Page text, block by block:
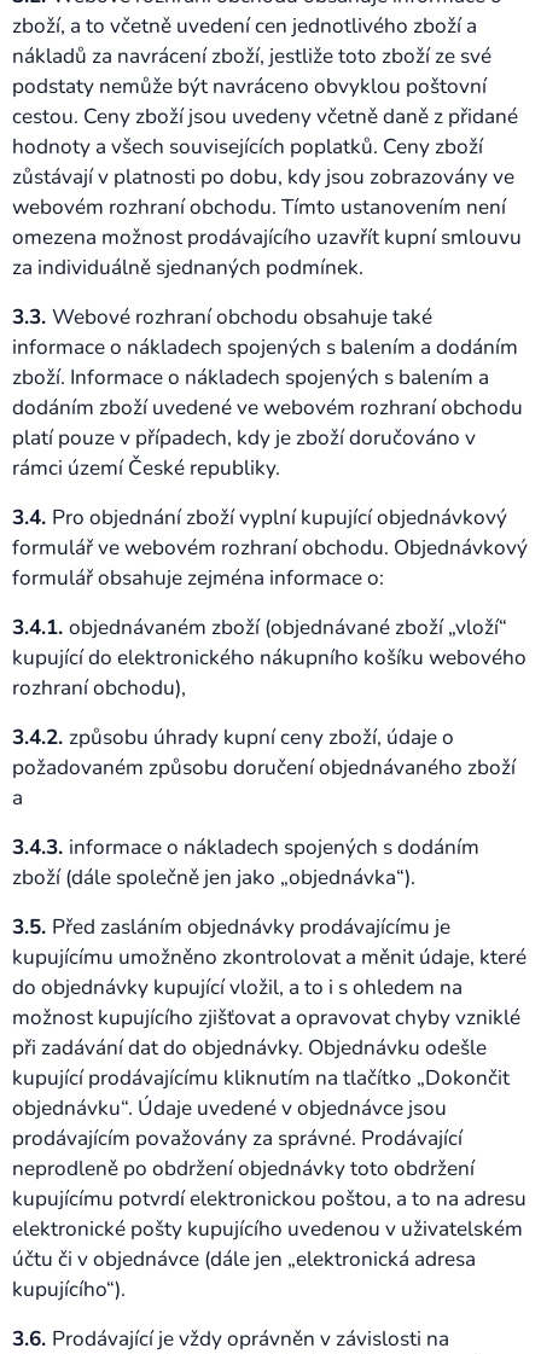
zboží, a to včetně uvedení cen jednotlivého zboží a
nákladů za navrácení zboží, jestliže toto zboží ze své
podstaty nemůže být navráceno obvyklou poštovní
cestou. Ceny zboží jsou uvedeny včetně daně z přidané
hodnoty a všech souvisejících poplatků. Ceny zboží
zůstávají v platnosti po dobu, kdy jsou zobrazovány ve
webovém rozhraní obchodu. Tímto ustanovením není
omezena možnost prodávajícího uzavřít kupní smlouvu
za individuálně sjednaných podmínek.
3.3. Webové rozhraní obchodu obsahuje také
informace o nákladech spojených s balením a dodáním
zboží. Informace o nákladech spojených s balením a
dodáním zboží uvedené ve webovém rozhraní obchodu
platí pouze v případech, kdy je zboží doručováno v
rámci území České republiky.
3.4. Pro objednání zboží vyplní kupující objednávkový
formulář ve webovém rozhraní obchodu. Objednávkový
formulář obsahuje zejména informace o:
3.4.1. objednávaném zboží (objednávané zboží „vloží“
kupující do elektronického nákupního košíku webového
rozhraní obchodu),
3.4.2. způsobu úhrady kupní ceny zboží, údaje o
požadovaném způsobu doručení objednávaného zboží
a
3.4.3. informace o nákladech spojených s dodáním
zboží (dále společně jen jako „objednávka“).
3.5. Před zasláním objednávky prodávajícímu je
kupujícímu umožněno zkontrolovat a měnit údaje, které
do objednávky kupující vložil, a to i s ohledem na
možnost kupujícího zjišťovat a opravovat chyby vzniklé
při zadávání dat do objednávky. Objednávku odešle
kupující prodávajícímu kliknutím na tlačítko „Dokončit
objednávku“. Údaje uvedené v objednávce jsou
prodávajícím považovány za správné. Prodávající
neprodleně po obdržení objednávky toto obdržení
kupujícímu potvrdí elektronickou poštou, a to na adresu
elektronické pošty kupujícího uvedenou v uživatelském
účtu či v objednávce (dále jen „elektronická adresa
kupujícího“).
3.6. Prodávající je vždy oprávněn v závislosti na